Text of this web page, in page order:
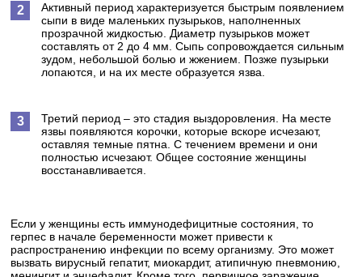
Активный период характеризуется быстрым появлением
сыпи в виде маленьких пузырьков, наполненных
прозрачной жидкостью. Диаметр пузырьков может
составлять от 2 до 4 мм. Сыпь сопровождается сильным
зудом, небольшой болью и жжением. Позже пузырьки
лопаются, и на их месте образуется язва.
Третий период – это стадия выздоровления. На месте
язвы появляются корочки, которые вскоре исчезают,
оставляя темные пятна. С течением времени и они
полностью исчезают. Общее состояние женщины
восстанавливается.
Если у женщины есть иммунодефицитные состояния, то
герпес в начале беременности может привести к
распространению инфекции по всему организму. Это может
вызвать вирусный гепатит, миокардит, атипичную пневмонию,